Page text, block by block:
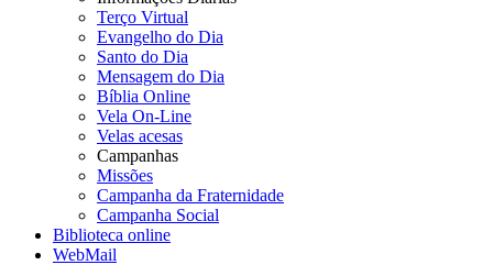
Terço Virtual
Evangelho do Dia
Santo do Dia
Mensagem do Dia
Bíblia Online
Vela On-Line
Velas acesas
Campanhas
Missões
Campanha da Fraternidade
Campanha Social
Biblioteca online
WebMail